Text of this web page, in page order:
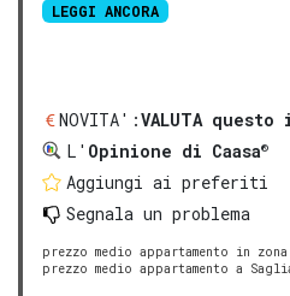
LEGGI ANCORA
NOVITA':VALUTA questo
L' Opinione di Caasa®
Aggiungi ai preferiti
Segnala un problema
prezzo medio appartamento in zona
prezzo medio appartamento a